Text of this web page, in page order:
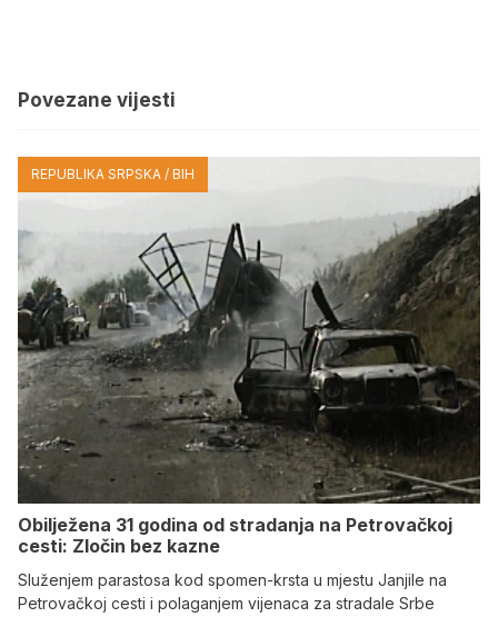
Povezane vijesti
REPUBLIKA SRPSKA / BIH
Obilježena 31 godina od stradanja na Petrovačkoj
cesti: Zločin bez kazne
Služenjem parastosa kod spomen-krsta u mjestu Janjile na
Petrovačkoj cesti i polaganjem vijenaca za stradale Srbe